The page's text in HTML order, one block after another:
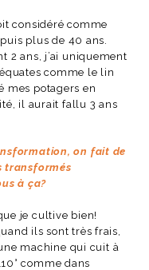
considéré comme
plus de 40 ans.
2 ans, j’ai uniquement
comme le lin
mes potagers en
il aurait fallu 3 ans
on fait de
transformés
à ça?
je cultive bien!
ils sont très frais,
machine qui cuit à
comme dans